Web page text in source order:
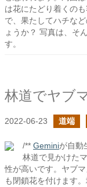
は花にたどり着くの
で、果たしてハチな
ょうか？ 写真は、そ
す。
林道でヤブ
2022-06-23 道端
/** Geminiが自動
林道で見かけた
性が高いです。ヤブ
も閉鎖花を付けます